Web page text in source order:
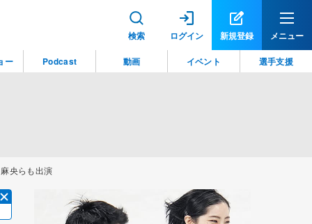
検索 ログイン 新規登録 メニュー
央らも出演
ー Podcast 動画 イベント 選手支援